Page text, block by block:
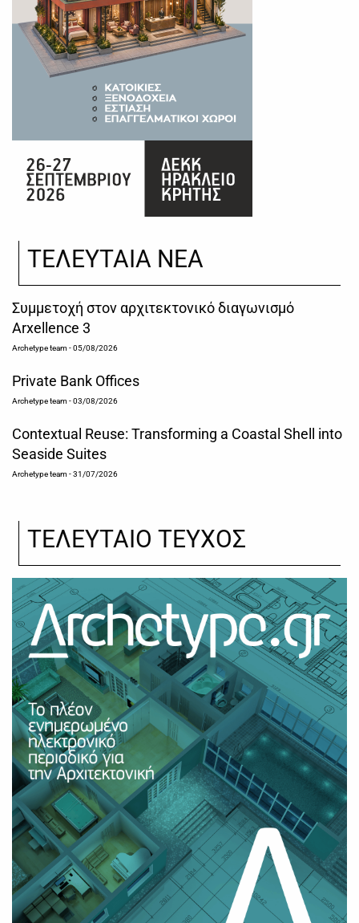
ΤΕΛΕΥΤΑΙΑ ΝΕΑ
Συμμετοχή στον αρχιτεκτονικό διαγωνισμό
Arxellence 3
Archetype team- 05/08/2026
Private Bank Offices
Archetype team- 03/08/2026
Contextual Reuse: Transforming a Coastal Shell into
Seaside Suites
Archetype team- 31/07/2026
ΤΕΛΕΥΤΑΙΟ ΤΕΥΧΟΣ